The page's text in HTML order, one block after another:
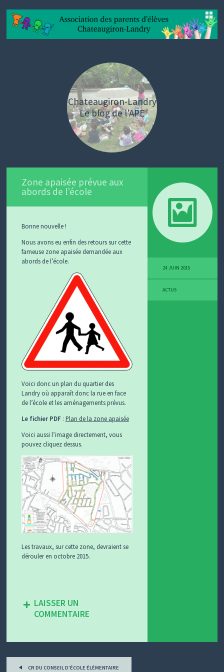
Chateaugiron-Landry
Le blog de l'APE
SKIP
Zone apaisée prévue aux
abords de l’école
Bonne nouvelle !
Nous avons eu enfin des retours sur cette
fameuse zone apaisée demandée aux
abords de l’école.
Voici donc un plan du quartier des
Landry où apparaît donc la rue en face
de l’école et les aménagements prévus.
Le fichier PDF : Plan de la zone apaisée
Voici aussi l’image directement, vous
pouvez cliquez dessus.
Les travaux, sur cette zone, devraient se
dérouler en octobre 2015.
LAISSER UN
COMMENTAIRE
24 JUIN 2015
ACTUS
Tous
CR DU CONSEIL D’ÉCOLE ÉLÉMENTAIRE